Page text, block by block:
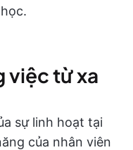
việc từ xa
sự linh hoạt tại
của nhân viên